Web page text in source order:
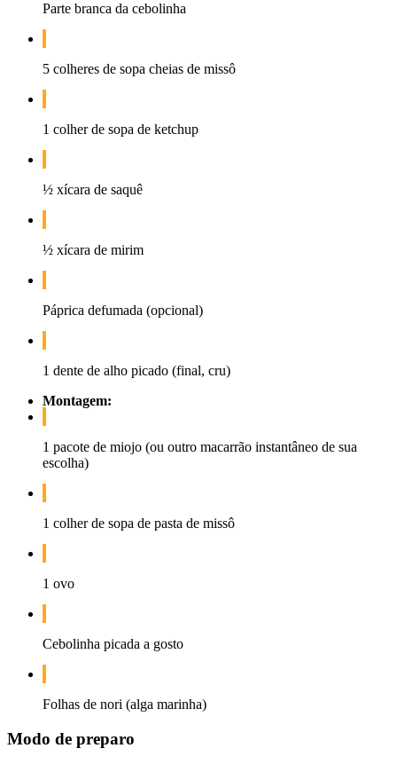
Parte branca da cebolinha
5 colheres de sopa cheias de missô
1 colher de sopa de ketchup
½ xícara de saquê
½ xícara de mirim
Páprica defumada (opcional)
1 dente de alho picado (final, cru)
Montagem:
1 pacote de miojo (ou outro macarrão instantâneo de sua
escolha)
1 colher de sopa de pasta de missô
1 ovo
Cebolinha picada a gosto
Folhas de nori (alga marinha)
Modo de preparo